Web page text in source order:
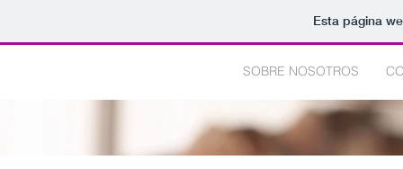
Esta página
SOBRE NOSOTROS